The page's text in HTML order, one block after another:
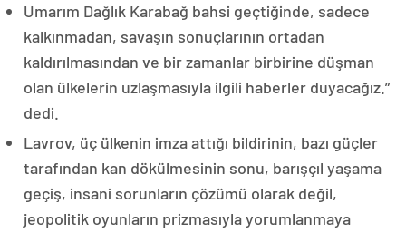
Umarım Dağlık Karabağ bahsi geçtiğinde, sadece
kalkınmadan, savaşın sonuçlarının ortadan
kaldırılmasından ve bir zamanlar birbirine düşman
olan ülkelerin uzlaşmasıyla ilgili haberler duyacağız.”
dedi.
Lavrov, üç ülkenin imza attığı bildirinin, bazı güçler
tarafından kan dökülmesinin sonu, barışçıl yaşama
geçiş, insani sorunların çözümü olarak değil,
jeopolitik oyunların prizmasıyla yorumlanmaya